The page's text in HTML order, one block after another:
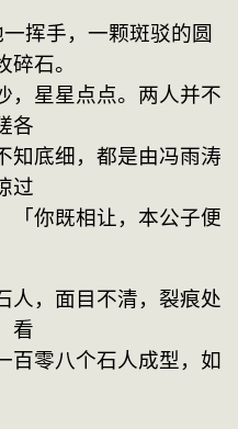
挥手，一颗斑驳的圆
石。
，星星点点。两人并不
各
知底细，都是由冯雨涛
过
「你既相让，本公子便
，面目不清，裂痕处
看
百零八个石人成型，如